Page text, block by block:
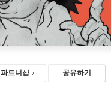
파트너샵 공유하기